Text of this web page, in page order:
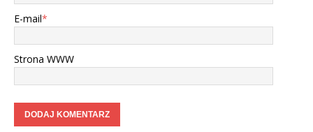
E-mail*
Strona WWW